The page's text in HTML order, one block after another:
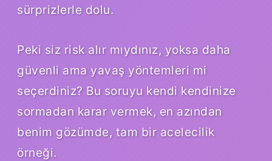
sürprizlerle dolu.
Peki siz risk alır mıydınız, yoksa daha
güvenli ama yavaş yöntemleri mi
seçerdiniz? Bu soruyu kendi kendinize
sormadan karar vermek, en azından
benim gözümde, tam bir acelecilik
örneği.